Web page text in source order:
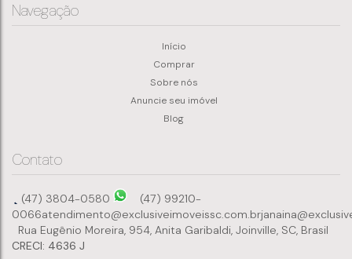
Navegação
Início
Comprar
Sobre nós
Anuncie seu imóvel
Blog
Contato
(47) 3804-0580
(47) 99210-
0066atendimento@exclusiveimoveissc.com.br
Rua Eugênio Moreira, 954, Anita Garibaldi, Joinville, SC, Brasil
CRECI: 4636 J